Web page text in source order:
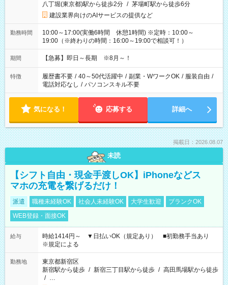
八丁堀(東京都)駅から徒歩2分 / 茅場町駅から徒歩6分
建設業界向けのAIサービスの提供など
勤務時間
10:00～17:00(実働6時間 休憩1時間) ※定時：10:00～
19:00（※終わりの時間：16:00～19:00で相談可！）
期間 【急募】即日～長期 ※8月～！
特徴 履歴書不要 / 40～50代活躍中 / 副業・WワークOK / 服装自由 /
電話対応なし / パソコンスキル不要
気になる！ 応募する 詳細へ
掲載日：2026.08.07
未読
【シフト自由・現金手渡しOK】iPhoneなどス
マホの充電を繋げるだけ！
派遣 職種未経験OK 社会人未経験OK 大学生歓迎
ブランクOK
WEB登録・面接OK
給与
時給1414円～ ▼日払いOK（規定あり） ■初勤務手当あり
※規定による
勤務地
東京都新宿区
新宿駅から徒歩 / 新宿三丁目駅から徒歩 / 高田馬場駅から徒歩
/ …